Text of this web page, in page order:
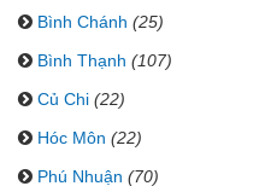
Bình Chánh (25)
Bình Thạnh (107)
Củ Chi (22)
Hóc Môn (22)
Phú Nhuận (70)